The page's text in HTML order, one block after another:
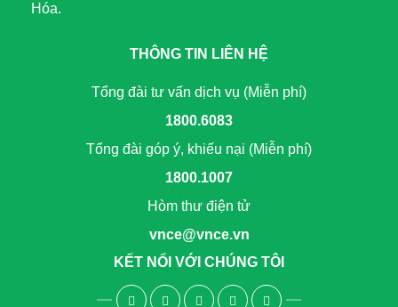
Hóa.
THÔNG TIN LIÊN HỆ
Tổng đài tư vấn dịch vụ (Miễn phí)
1800.6083
Tổng đài góp ý, khiếu nại (Miễn phí)
1800.1007
Hòm thư điện tử
vnce@vnce.vn
KẾT NỐI VỚI CHÚNG TÔI